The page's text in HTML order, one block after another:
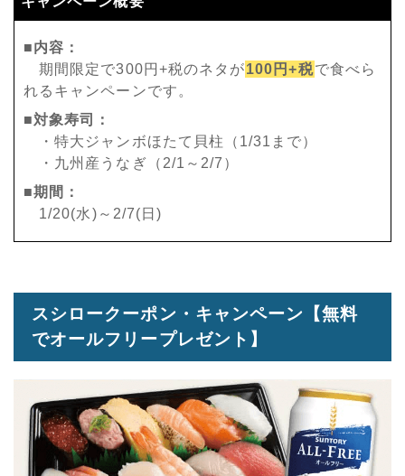
■内容：
期間限定で300円+税のネタが100円+税で食べら
れるキャンペーンです。
■対象寿司：
・特大ジャンボほたて貝柱（1/31まで）
・九州産うなぎ（2/1～2/7）
■期間：
1/20(水)～2/7(日)
スシロークーポン・キャンペーン【無料
でオールフリープレゼント】